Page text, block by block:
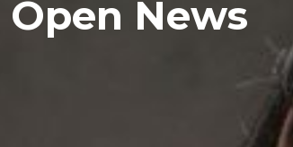
Open News